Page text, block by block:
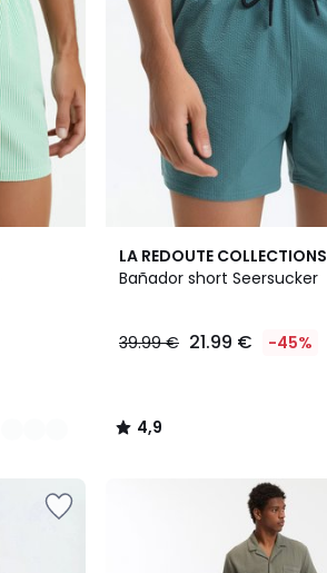
LA REDOUTE COLLECTIONS
Bañador short Seersucker
39.99 € 21.99 € -45%
4,9
/ 5
2
Colores
4,9
/